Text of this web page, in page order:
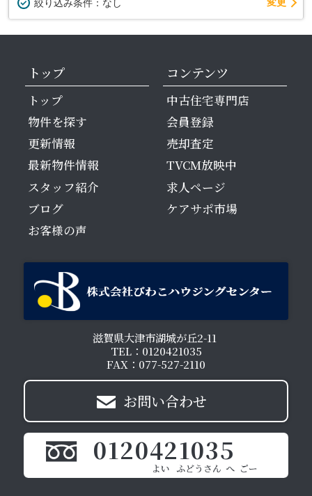
絞り込み条件： なし
トップ
トップ
物件を探す
更新情報
最新物件情報
スタッフ紹介
ブログ
お客様の声
コンテンツ
中古住宅専門店
会員登録
売却査定
TVCM放映中
求人ページ
ケアサポ市場
滋賀県大津市湖城が丘2-11
TEL：0120421035
FAX：077-527-2110
お問い合わせ
0120421035